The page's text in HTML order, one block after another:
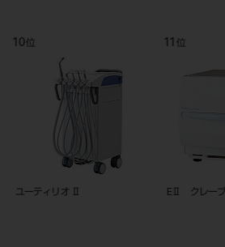
10位
ユーティリオ Ⅱ
11 位
EⅡ クレーブ